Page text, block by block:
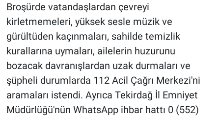
Broşürde vatandaşlardan çevreyi
kirletmemeleri, yüksek sesle müzik ve
gürültüden kaçınmaları, sahilde temizlik
kurallarına uymaları, ailelerin huzurunu
bozacak davranışlardan uzak durmaları ve
şüpheli durumlarda 112 Acil Çağrı Merkezi'ni
aramaları istendi. Ayrıca Tekirdağ İl Emniyet
Müdürlüğü'nün WhatsApp ihbar hattı 0 (552)